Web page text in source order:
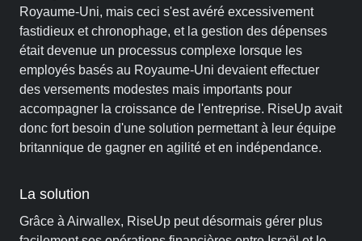
Royaume-Uni, mais ceci s'est avéré excessivement
fastidieux et chronophage, et la gestion des dépenses
était devenue un processus complexe lorsque les
employés basés au Royaume-Uni devaient effectuer
des versements modestes mais importants pour
accompagner la croissance de l'entreprise. RiseUp avait
donc fort besoin d'une solution permettant à leur équipe
britannique de gagner en agilité et en indépendance.
La solution
Grâce à Airwallex, RiseUp peut désormais gérer plus